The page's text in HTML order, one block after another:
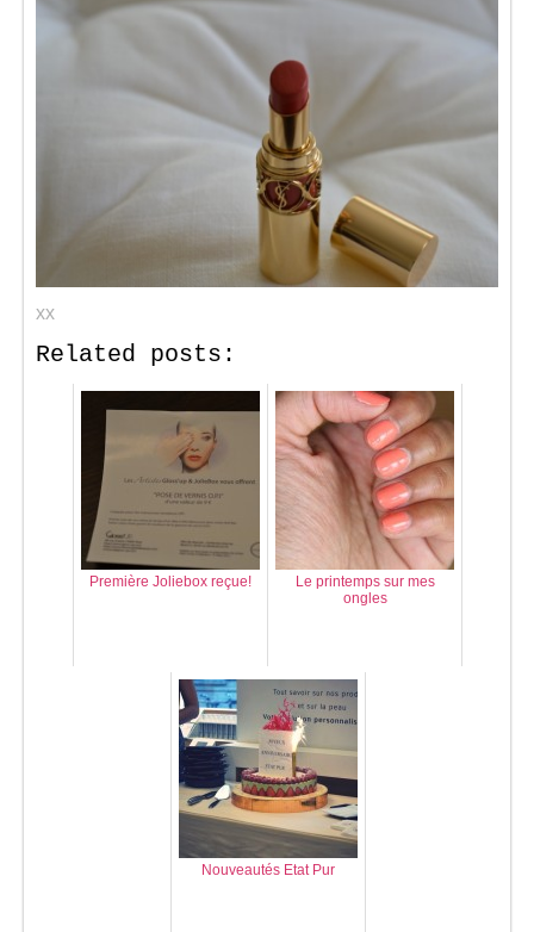
xx
Related posts:
Première Joliebox reçue!
Le printemps sur mes
ongles
Nouveautés Etat Pur